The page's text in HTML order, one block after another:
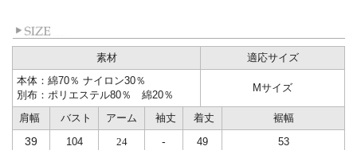
素材
適応サイズ
本体：綿70％ ナイロン30％
別布：ポリエステル80％ 綿20％
Mサイズ
肩幅 バスト アーム 袖丈 着丈 裾幅
39 104 24 - 49
53